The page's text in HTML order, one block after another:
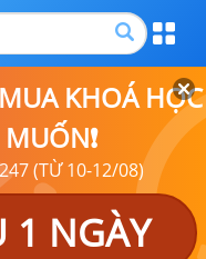
KHOÁ HỌC
(TỪ 10-12/08)
1 NGÀY